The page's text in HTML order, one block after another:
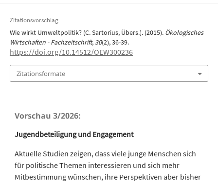
Zitationsvorschlag
Wie wirkt Umweltpolitik? (C. Sartorius, Übers.). (2015). Ökologisches
Wirtschaften - Fachzeitschrift, 30(2), 36-39.
https://doi.org/10.14512/OEW300236
Zitationsformate
Vorschau 3/2026:
Jugendbeteiligung und Engagement
Aktuelle Studien zeigen, dass viele junge Menschen sich
für politische Themen interessieren und sich mehr
Mitbestimmung wünschen, ihre Perspektiven aber bisher